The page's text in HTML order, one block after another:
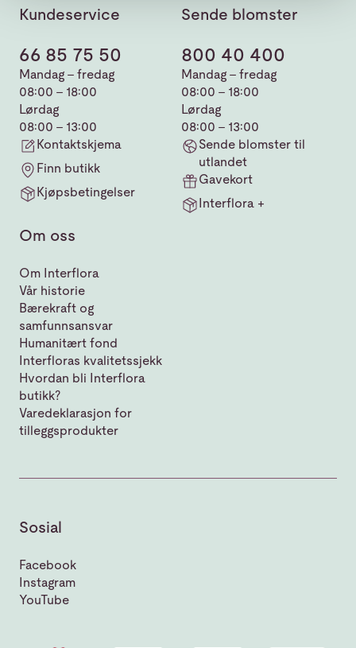
Kundeservice
66 85 75 50
Mandag - fredag
08:00 - 18:00
Lørdag
08:00 - 13:00
Kontaktskjema
Finn butikk
Kjøpsbetingelser
Sende blomster
800 40 400
Mandag - fredag
08:00 - 18:00
Lørdag
08:00 - 13:00
Sende blomster til
utlandet
Gavekort
Interflora +
Om oss
Om Interflora
Vår historie
Bærekraft og
samfunnsansvar
Humanitært fond
Interfloras kvalitetssjekk
Hvordan bli Interflora
butikk?
Varedeklarasjon for
tilleggsprodukter
Sosial
Facebook
Instagram
YouTube